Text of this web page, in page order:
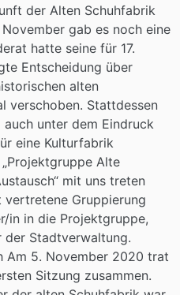
der Alten Schuhfabrik
gab es noch eine
hatte seine für 17.
Entscheidung über
alten
verschoben. Stattdessen
unter dem Eindruck
eine Kulturfabrik
Alte
mit uns treten
vertretene Gruppierung
in in die Projektgruppe,
Stadtverwaltung.
Am 5. November 2020 trat
Sitzung zusammen.